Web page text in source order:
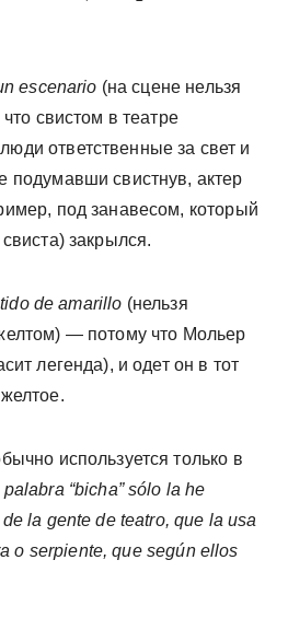
escenario (на сцене нельзя
свистом в театре
ответственные за свет и
подумавши свистнув, актер
под занавесом, который
закрылся.
de amarillo (нельзя
— потому что Мольер
легенда), и одет он в тот
используется только в
“bicha” sólo la he
la gente de teatro, que la usa
o serpiente, que según ellos